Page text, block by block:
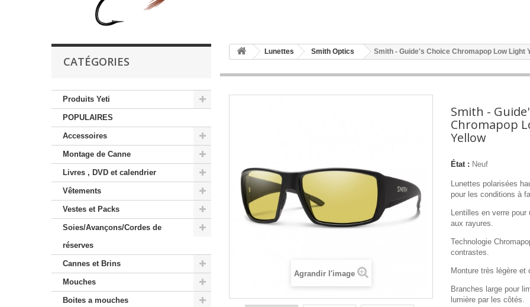
CATÉGORIES
Produits Yeti
POPULAIRES
Accessoires
Montage de Canne
Livres , DVD et calendrier
Vêtements
Vestes et Packs
Soies/Avançons/Cordes de
réserves
Cannes et Brins
Mouches
Boites a mouches
Lunettes Smith Optics Smith - Guide's Choice Chromapop Low Light
Agrandir l'image
Smith -
Chromapop
Yellow
État : Neuf
Lunettes polarisées
pour les conditions à
Lentilles en verre
aux rayures.
Technologie
contrastes.
Monture très légère
Branches large pour
lumière par les côtés.